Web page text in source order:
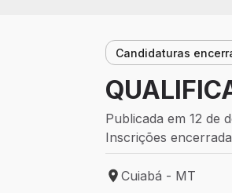
Candidaturas
Publicada em 12 de
Inscrições
Local de trabalho:
Cuiabá - MT